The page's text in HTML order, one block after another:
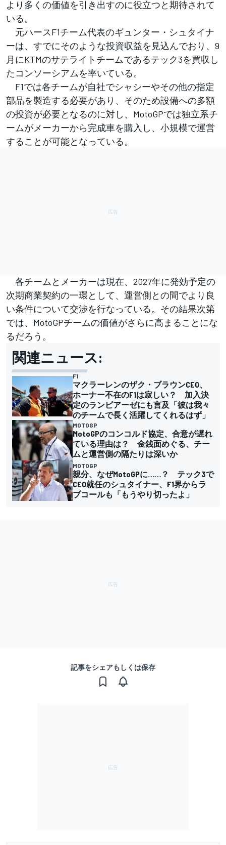
より多くの価値を引き出すのに役立つと期待されて
いる。
元ハースF1チーム代表のギュンター・シュタイナ
ーは、すでにそのような投資収益を見込んでおり、9
月にKTMのサテライトチームであるテック3を買収し
たコンソーシアムを率いている。
F1では各チームが自社でシャシーやその他の指定
部品を製造する必要があり、そのため設備への多額
の投資が必要となるのに対し、MotoGPでは独立系チ
ームがメーカーから完成車を購入し、小規模で運営
することが可能となっている。
各チームとメーカーは現在、2027年に発効予定の
次期商業契約の一環として、運営側との間でより良
い条件について交渉を行なっている。その結果次第
では、MotoGPチームの価値がさらに高まることにな
るだろう。
関連ニュース:
F1
マクラーレンのザク・ブラウンCEO、
ホーナー不在のF1は寂しい？ 加入決
定のランビアーゼにも言及「彼は我々
のチームで長く活躍してくれるはず」
MOTOGP
MotoGPのコンコルド協定、合意が遅れ
ている理由は？ 金銭面めぐる、チー
ムと運営側の隔たりは深いか
MOTOGP
親分、なぜMotoGPに……？ テック3で
CEO就任のシュタイナー、F1界からラ
ブコールも「もうやり切ったよ」
記事をシェアもしくは保存